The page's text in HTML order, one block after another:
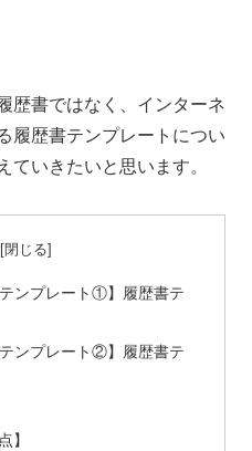
歴書ではなく、インターネ
履歴書テンプレートについ
ていきたいと思います。
ンプレート①】履歴書テ
ンプレート②】履歴書テ
】